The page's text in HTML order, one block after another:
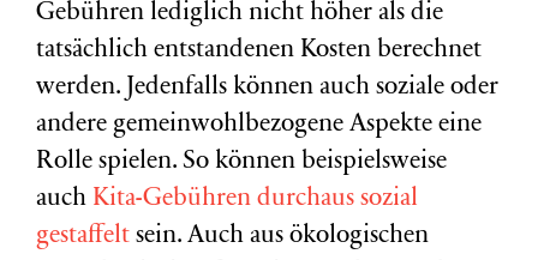
Gebühren lediglich nicht höher als die
tatsächlich entstandenen Kosten berechnet
werden. Jedenfalls können auch soziale oder
andere gemeinwohlbezogene Aspekte eine
Rolle spielen. So können beispielsweise
auch Kita-Gebühren durchaus sozial
gestaffelt sein. Auch aus ökologischen